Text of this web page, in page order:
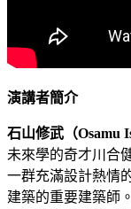
演講者簡介
石山修武（Osamu
未來學的奇才川合
一群充滿設計熱情
建築的重要建築師